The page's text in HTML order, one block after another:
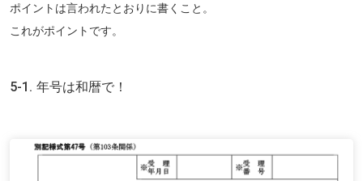
ポイントは言われたとおりに書くこと。
これがポイントです。
5-1. 年号は和暦で！